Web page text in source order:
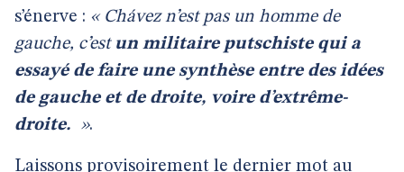
s’énerve : « Chávez n’est pas un homme de
gauche, c’est un militaire putschiste qui a
essayé de faire une synthèse entre des idées
de gauche et de droite, voire d’extrême-
droite. ».
Laissons provisoirement le dernier mot au